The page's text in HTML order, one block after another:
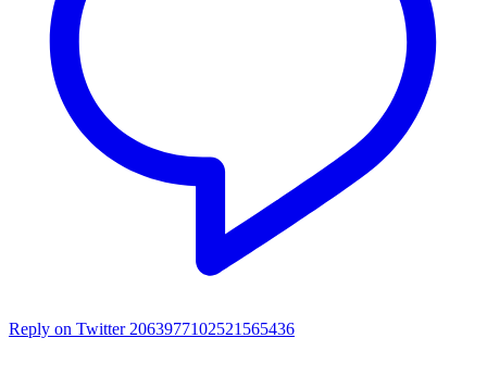
Reply on Twitter 2063977102521565436